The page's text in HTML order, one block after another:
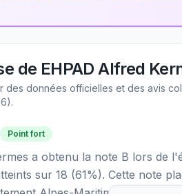
de EHPAD Alfred
des données officielles et des avis
).
Point fort
a obtenu la note B lors de
sur 18 (61%). Cette note